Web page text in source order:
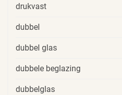
drukvast
dubbel
dubbel glas
dubbele beglazing
dubbelglas